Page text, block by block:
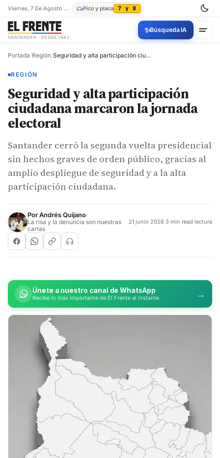
Viernes, 7 De Agosto De 2026 Pico y placa 7 y 8
SANTANDER · DESDE 1942
✨Búsqueda IA
Portada/Región/ Seguridad y alta participación ciudadana marcaron la jornada electoral
REGIÓN
Seguridad y alta participación
ciudadana marcaron la jornada
electoral
Santander cerró la segunda vuelta presidencial
sin hechos graves de orden público, gracias al
amplio despliegue de seguridad y a la alta
participación ciudadana.
PorAndrés Quijano
La risa y la denuncia son nuestras
cartas
21 junio 2026·3 min read lectura
Únete a nuestro canal de WhatsApp
Recibe lo más importante de El Frente al instante →